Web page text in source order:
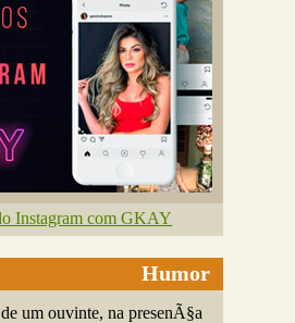
Instagram com GKAY
Humor
um ouvinte, na presenÃ§a